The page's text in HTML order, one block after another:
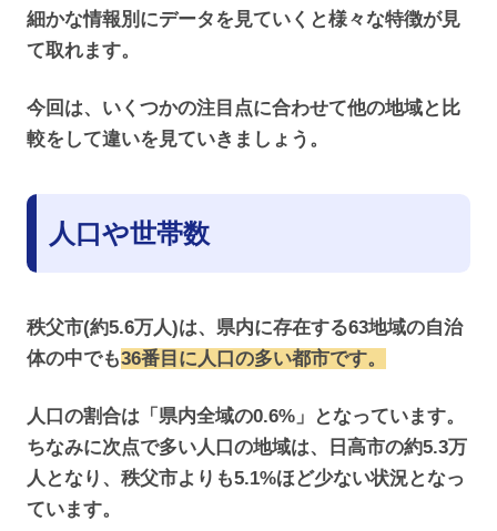
細かな情報別にデータを見ていくと様々な特徴が見
て取れます。
今回は、いくつかの注目点に合わせて他の地域と比
較をして違いを見ていきましょう。
人口や世帯数
秩父市(約5.6万人)は、県内に存在する63地域の自治
体の中でも36番目に人口の多い都市です。
人口の割合は「県内全域の0.6%」となっています。
ちなみに次点で多い人口の地域は、日高市の約5.3万
人となり、秩父市よりも5.1%ほど少ない状況となっ
ています。